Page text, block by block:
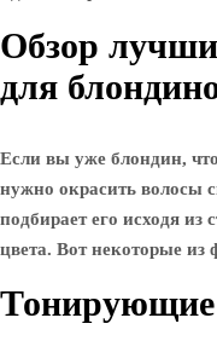
Обзор
для
Если вы уже блондин,
нужно окрасить волосы
подбирает его исходя из
цвета. Вот некоторые из
Тонирующие